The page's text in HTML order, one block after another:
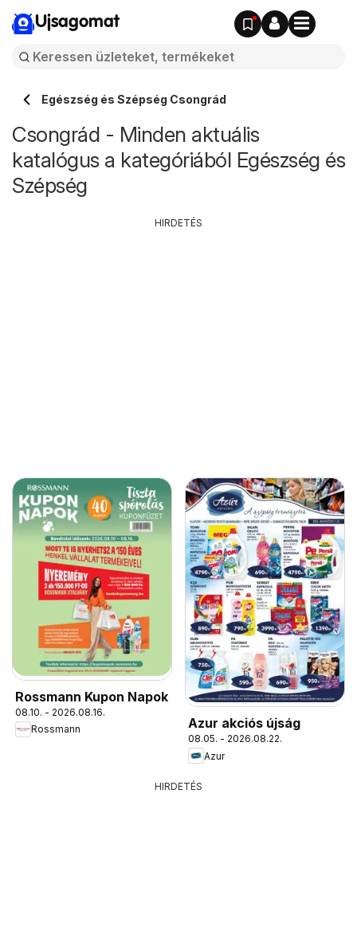
Ujsagomat
Egészség és Szépség Csongrád
Csongrád - Minden aktuális
katalógus a kategóriából Egészség és
Szépség
Rossmann Kupon Napok
08.10. - 2026.08.16.
Rossmann
Azur akciós újság
08.05. - 2026.08.22.
Azur
HIRDETÉS
HIRDETÉS